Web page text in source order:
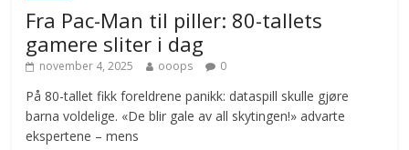
Fra Pac-Man til piller: 80-tallets
gamere sliter i dag
november 4, 2025 ooops 0
På 80-tallet fikk foreldrene panikk: dataspill skulle gjøre
barna voldelige. «De blir gale av all skytingen!» advarte
ekspertene – mens